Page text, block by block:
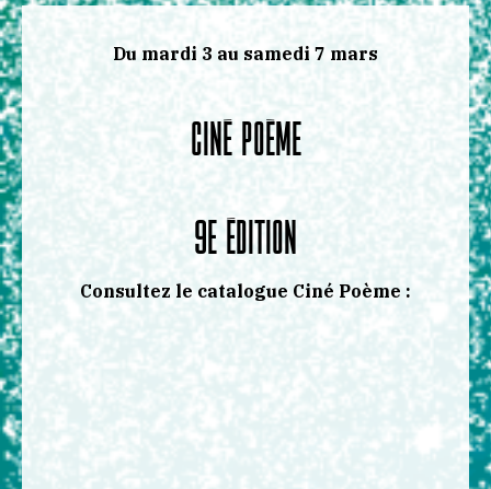
Du mardi 3 au samedi 7 mars
CINÉ POÈME
9e édition
Consultez le catalogue Ciné Poème :